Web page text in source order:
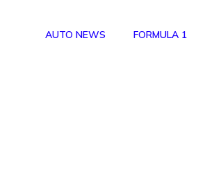
AUTO NEWS FORMULA 1